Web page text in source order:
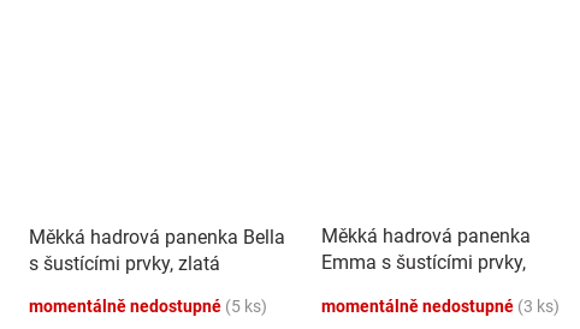
Měkká hadrová panenka Bella
s šustícími prvky, zlatá
momentálně nedostupné (5 ks)
Měkká hadrová panenka
Emma s šustícími prvky,
momentálně nedostupné (3 ks)